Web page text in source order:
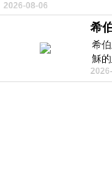
2026-08-06
希
希
穌
我